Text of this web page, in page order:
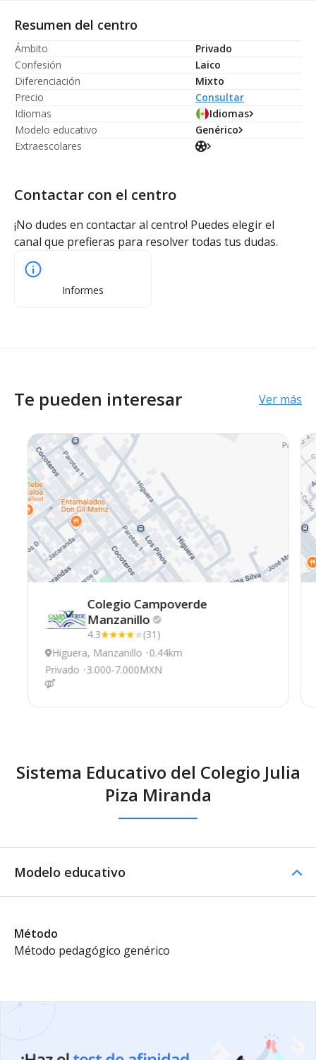
Resumen del centro
Ámbito
Privado
Confesión
Laico
Diferenciación
Mixto
Precio
Consultar
Idiomas
Idiomas
Modelo educativo
Genérico
Extraescolares
Contactar con el centro
¡No dudes en contactar al centro! Puedes elegir el
canal que prefieras para resolver todas tus dudas.
Informes
Te pueden interesar Ver más
Colegio Campoverde
Manzanillo
4.3
(31)
Higuera, Manzanillo 0.44km
Privado 3.000-7.000MXN
Sistema Educativo del Colegio Julia
Piza Miranda
Modelo educativo
Método
Método pedagógico genérico